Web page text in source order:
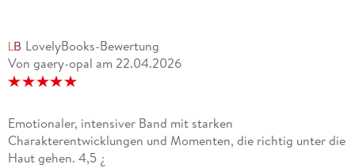
LovelyBooks-Bewertung
Von gaery-opal am 22.04.2026
Emotionaler, intensiver Band mit starken
Charakterentwicklungen und Momenten, die richtig unter die
Haut gehen. 4,5 ¿